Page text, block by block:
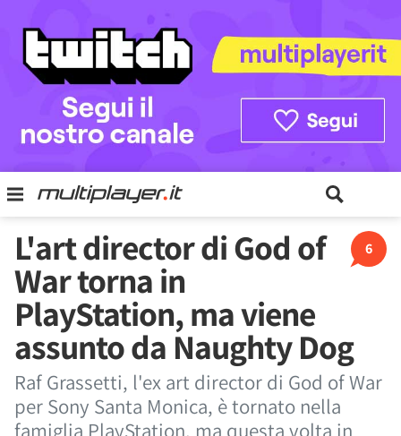
6
L'art director di God of
War torna in
PlayStation, ma viene
assunto da Naughty Dog
Raf Grassetti, l'ex art director di God of War
per Sony Santa Monica, è tornato nella
famiglia PlayStation, ma questa volta in